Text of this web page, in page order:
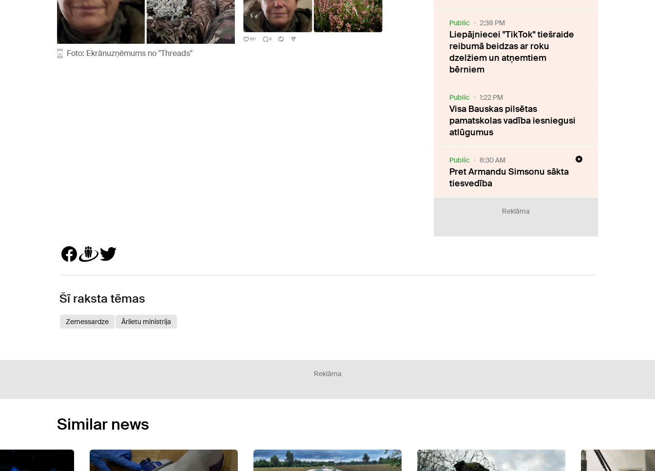
Foto: Ekrānuzņēmums no "Threads"
Public 2:38 PM
Liepājniecei "TikTok" tiešraide
reibumā beidzas ar roku
dzelžiem un atņemtiem
bērniem
Public 1:22 PM
Visa Bauskas pilsētas
pamatskolas vadība iesniegusi
atlūgumus
Public 8:30 AM
Pret Armandu Simsonu sākta
tiesvedība
Reklāma
Šī raksta tēmas
Zemessardze Ārlietu ministrija
Reklāma
Similar news